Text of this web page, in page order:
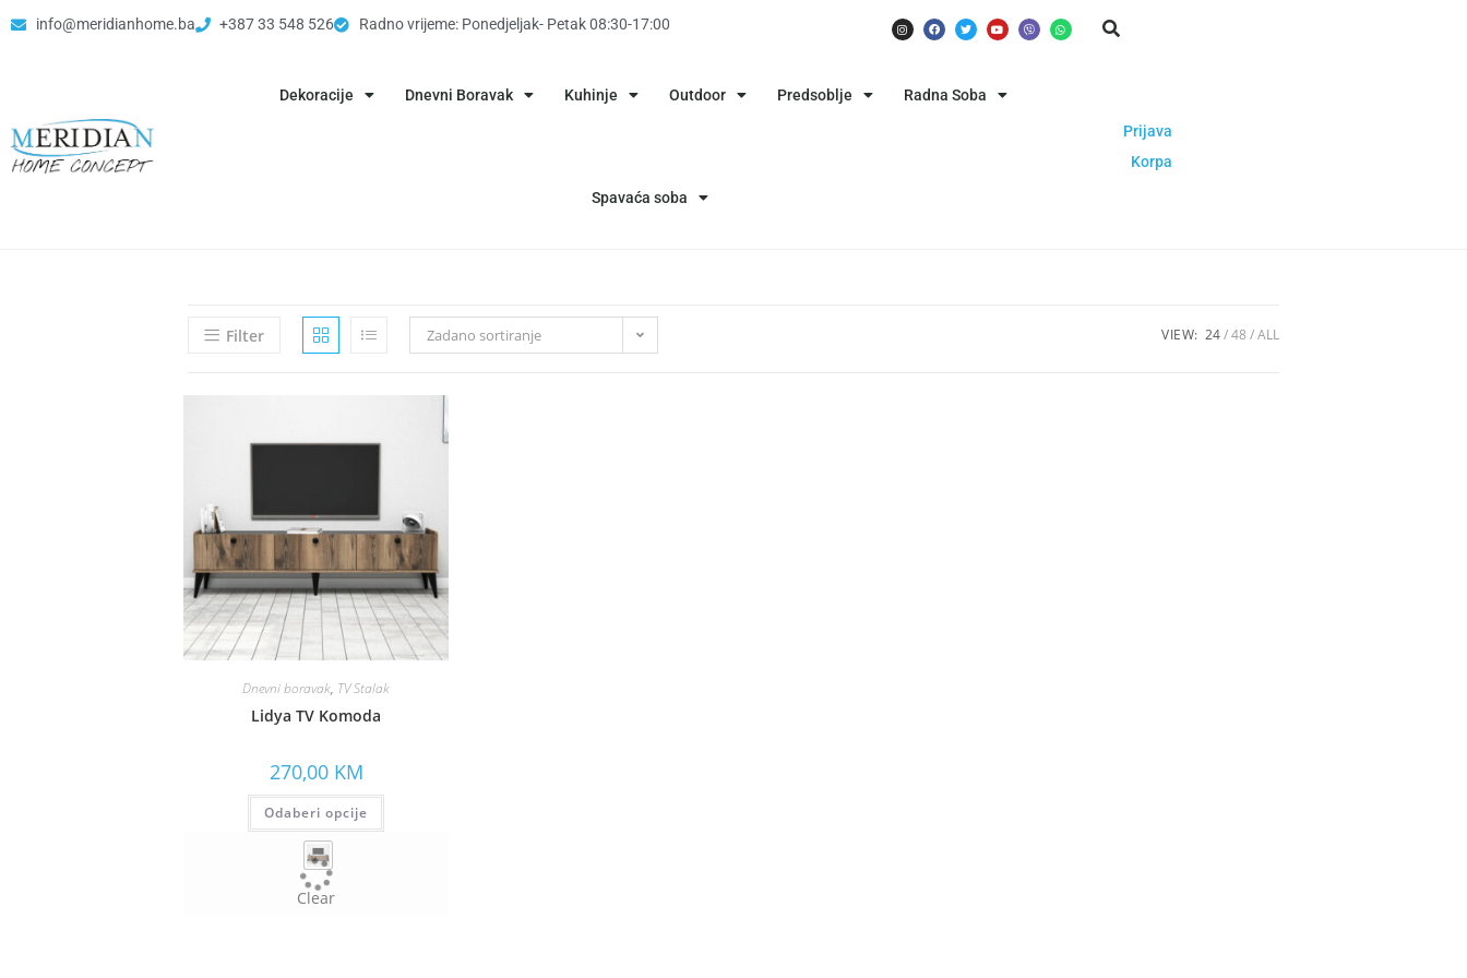
info@meridianhome.ba +387 33 548 526 Radno vrijeme: Ponedjeljak- Petak 08:30-17:00
Dekoracije Dnevni Boravak Kuhinje Outdoor Predsoblje Radna Soba
Spavaća soba
Prijava
Korpa
Filter Zadano sortiranje VIEW: 24 48 ALL
Dnevni boravak, TV Stalak
Lidya TV Komoda
270,00 KM
Odaberi opcije
Clear